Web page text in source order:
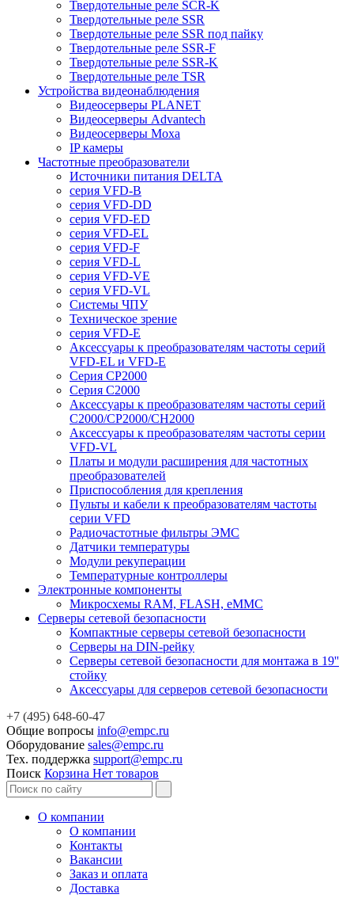
Твердотельные реле SCR-K
Твердотельные реле SSR
Твердотельные реле SSR под пайку
Твердотельные реле SSR-F
Твердотельные реле SSR-K
Твердотельные реле TSR
Устройства видеонаблюдения
Видеосерверы PLANET
Видеосерверы Advantech
Видеосерверы Moxa
IP камеры
Частотные преобразователи
Источники питания DELTA
серия VFD-B
серия VFD-DD
серия VFD-ED
серия VFD-EL
серия VFD-F
серия VFD-L
серия VFD-VE
серия VFD-VL
Системы ЧПУ
Техническое зрение
серия VFD-E
Аксессуары к преобразователям частоты серий
VFD-EL и VFD-E
Серия CP2000
Серия C2000
Аксессуары к преобразователям частоты серий
С2000/CP2000/CH2000
Аксессуары к преобразователям частоты серии
VFD-VL
Платы и модули расширения для частотных
преобразователей
Приспособления для крепления
Пульты и кабели к преобразователям частоты
серии VFD
Радиочастотные фильтры ЭМС
Датчики температуры
Модули рекуперации
Температурные контроллеры
Электронные компоненты
Микросхемы RAM, FLASH, eMMC
Серверы сетевой безопасности
Компактные серверы сетевой безопасности
Серверы на DIN-рейку
Серверы сетевой безопасности для монтажа в 19''
стойку
Аксессуары для серверов сетевой безопасности
+7 (495) 648-60-47
Общие вопросы info@empc.ru
Оборудование sales@empc.ru
Тех. поддержка support@empc.ru
Поиск Корзина Нет товаров
О компании
О компании
Контакты
Вакансии
Заказ и оплата
Доставка